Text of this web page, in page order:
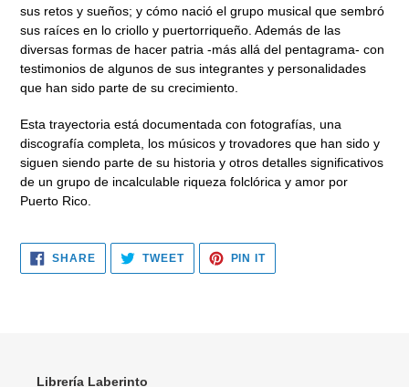
sus retos y sueños; y cómo nació el grupo musical que sembró
sus raíces en lo criollo y puertorriqueño. Además de las
diversas formas de hacer patria -más allá del pentagrama- con
testimonios de algunos de sus integrantes y personalidades
que han sido parte de su crecimiento.
Esta trayectoria está documentada con fotografías, una
discografía completa, los músicos y trovadores que han sido y
siguen siendo parte de su historia y otros detalles significativos
de un grupo de incalculable riqueza folclórica y amor por
Puerto Rico.
SHARESHARE
FACEBOOK
TWEETTWEET
TWITTER
PIN ITPIN
PINTEREST
Librería Laberinto